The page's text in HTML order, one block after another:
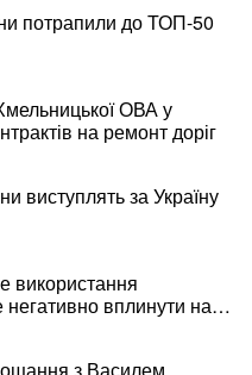
потрапили до ТОП-50
ОВА у
на ремонт доріг
виступлять за Україну
використання
вплинути на
з Василем